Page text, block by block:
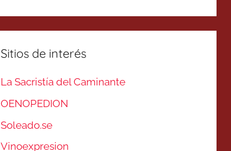
Sitios de interés
La Sacristía del Caminante
OENOPEDION
Soleado.se
Vinoexpresion